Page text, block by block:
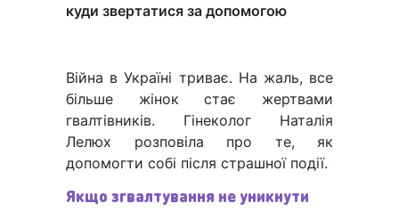
куди звертатися за допомогою
Війна в Україні триває. На жаль, все
більше жінок стає жертвами
гвалтівників. Гінеколог Наталія
Лелюх розповіла про те, як
допомогти собі після страшної події.
Якщо згвалтування не уникнути